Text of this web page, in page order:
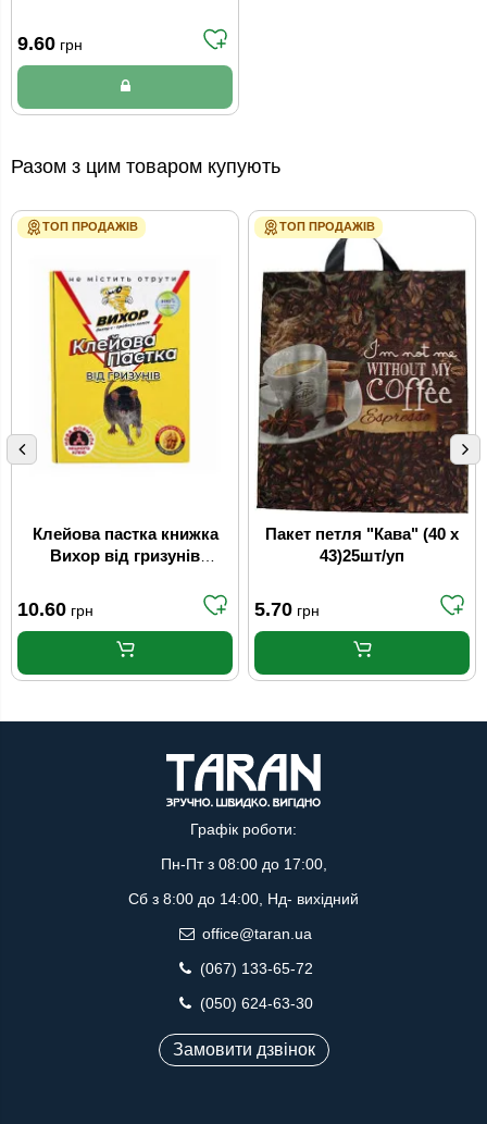
9.60 грн
Разом з цим товаром купують
ТОП ПРОДАЖІВ
Клейова пастка книжка
Вихор від гризунів
10.60 грн
ТОП ПРОДАЖІВ
Пакет петля "Кава" (40 x
43)25шт/уп
5.70 грн
Графік роботи:
Пн-Пт з 08:00 до 17:00,
Сб з 8:00 до 14:00, Нд- вихідний
office@taran.ua
(067) 133-65-72
(050) 624-63-30
Замовити дзвінок